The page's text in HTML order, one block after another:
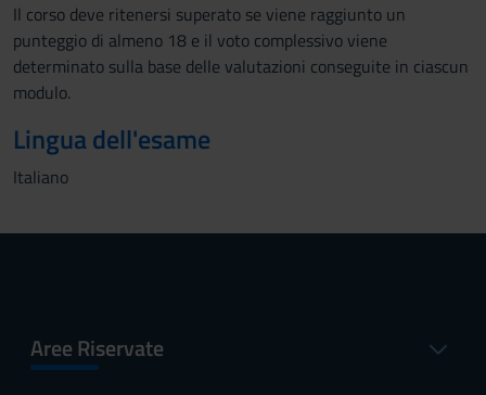
Il corso deve ritenersi superato se viene raggiunto un
punteggio di almeno 18 e il voto complessivo viene
determinato sulla base delle valutazioni conseguite in ciascun
modulo.
Lingua dell'esame
Italiano
Aree Riservate